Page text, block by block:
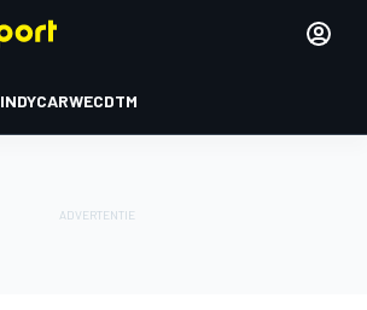
INDYCARWECDTM